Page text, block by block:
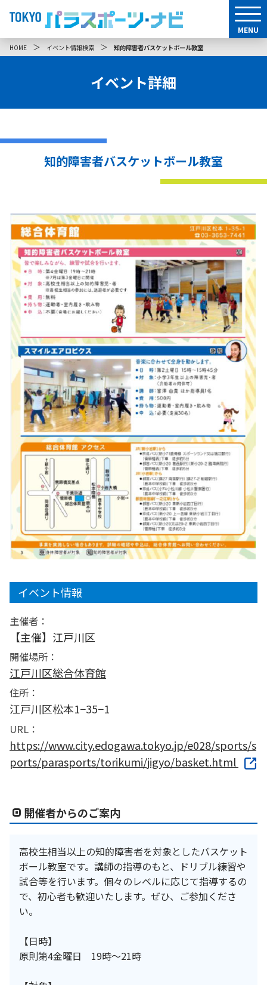
MENU
HOME ＞ イベント情報検索 ＞ 知的障害者バスケットボール教室
イベント詳細
知的障害者バスケットボール教室
イベント情報
主催者：
【主催】江戸川区
開催場所：
江戸川区総合体育館
住所：
江戸川区松本1−35−1
URL：
https://www.city.edogawa.tokyo.jp/e028/sports/s
ports/parasports/torikumi/jigyo/basket.html
開催者からのご案内
高校生相当以上の知的障害者を対象としたバスケット
ボール教室です。講師の指導のもと、ドリブル練習や
試合等を行います。個々のレベルに応じて指導するの
で、初心者も歓迎いたします。ぜひ、ご参加くださ
い。
【日時】
原則第4金曜日 19時～21時